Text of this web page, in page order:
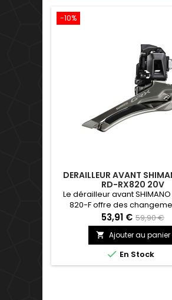
-10%
DERAILLEUR AVANT
RD-RX820 20V
Le dérailleur avant SHIMANO
820-F offre des
vitesses à l'avant plus
réglage plus simple grâce
construction sur biellette
tendeur de câble intégré.
caractéristiques
ligne de chaîne plus
53,91 € 59,90 €
 Ajouter au panier
 En Stock